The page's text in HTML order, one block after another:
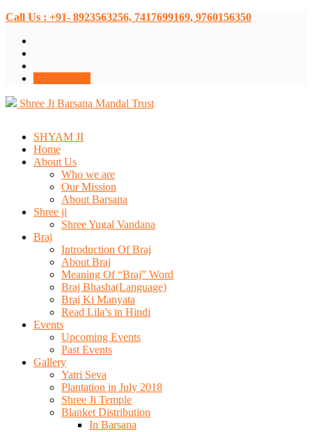
Call Us : +91- 8923563256, 7417699169, 9760156350
Shree Ji Barsana Mandal Trust
SHYAM JI
Home
About Us
Who we are
Our Mission
About Barsana
Shree ji
Shree Yugal Vandana
Braj
Introduction Of Braj
About Braj
Meaning Of “Braj” Word
Braj Bhasha(Language)
Braj Ki Manyata
Read Lila’s in Hindi
Events
Upcoming Events
Past Events
Gallery
Yatri Seva
Plantation in July 2018
Shree Ji Temple
Blanket Distribution
In Barsana